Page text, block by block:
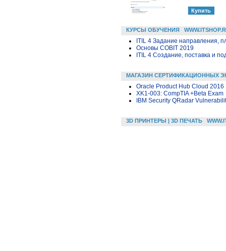
КУРСЫ ОБУЧЕНИЯ
ITIL 4 Задание направления,
Основы COBIT 2019
ITIL 4 Создание, поставка и
МАГАЗИН СЕРТИФИКАЦИОННЫХ
Oracle Product Hub Cloud
XK1-003: CompTIA +Beta Exam
IBM Security QRadar
3D ПРИНТЕРЫ | 3D ПЕЧАТЬ